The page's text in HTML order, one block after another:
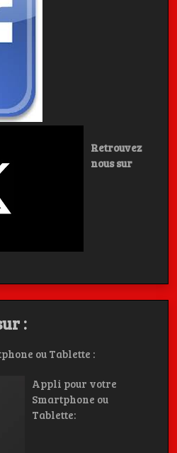
Retrouvez
nous sur
:
ou Tablette :
Appli pour votre
Smartphone ou
Tablette: